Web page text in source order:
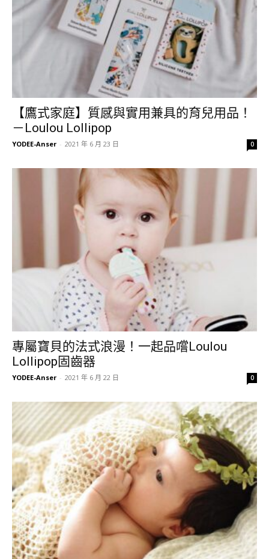
【鷹式家庭】質感與實用兼具的育兒用品！
－Loulou Lollipop
YODEE-Anser - 2021 年 6 月 23 日 0
專屬寶貝的法式浪漫！一起品嚐Loulou
Lollipop固齒器
YODEE-Anser - 2021 年 6 月 22 日 0